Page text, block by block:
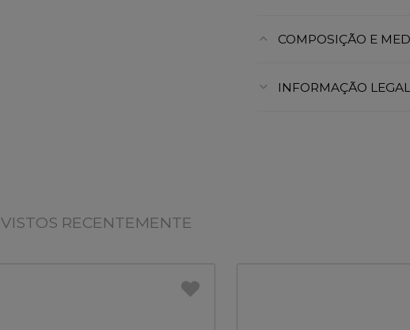
COMPOSIÇÃO E
INFORMAÇÃO LEGAL
VISTOS RECENTEMENTE